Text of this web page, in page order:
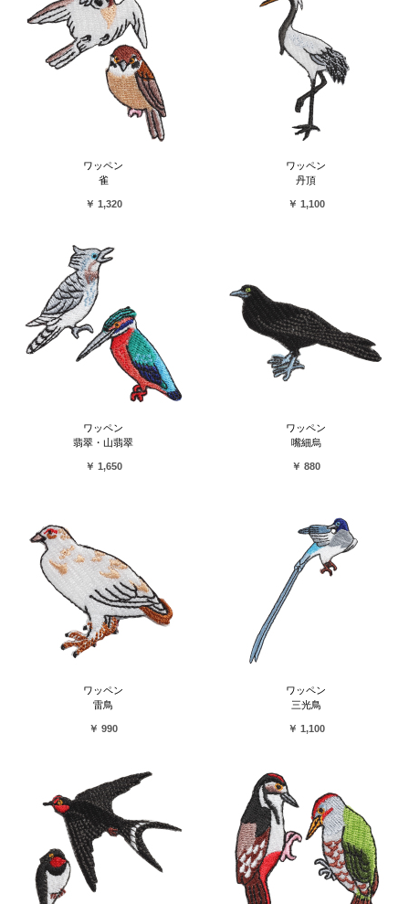
ワッペン
雀
￥ 1,320
ワッペン
丹頂
￥ 1,100
ワッペン
翡翠・山翡翠
￥ 1,650
ワッペン
嘴細烏
￥ 880
ワッペン
雷鳥
￥ 990
ワッペン
三光鳥
￥ 1,100